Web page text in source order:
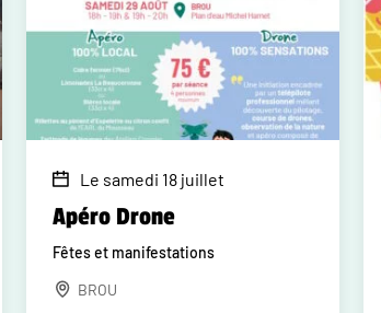
Le samedi 18 juillet
Apéro Drone
Fêtes et manifestations
BROU